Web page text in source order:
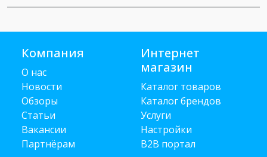
Компания
О нас
Новости
Обзоры
Статьи
Вакансии
Партнёрам
Интернет
магазин
Каталог товаров
Каталог брендов
Услуги
Настройки
B2B портал